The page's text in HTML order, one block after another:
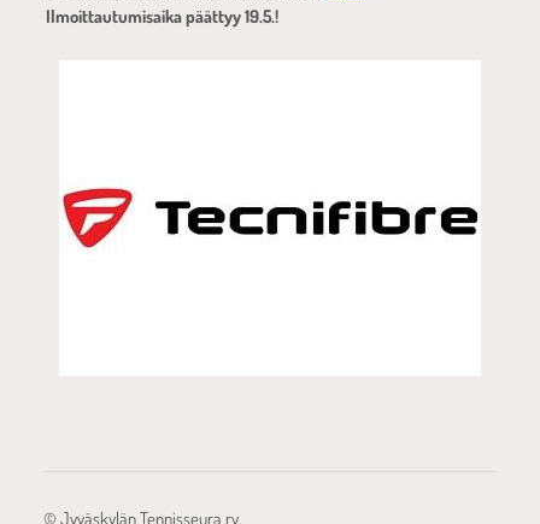
Ilmoittautumisaika päättyy 19.5.!
© Jyväskylän Tennisseura ry.